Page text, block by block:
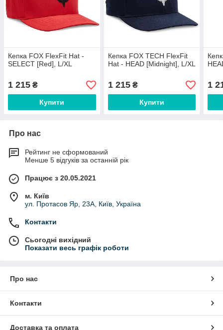
Кепка FOX FlexFit Hat -
SELECT [Red], L/XL
1 215 ₴
Купити
Кепка FOX TECH FlexFit
Hat - HEAD [Midnight], L/XL
1 215₴
Купити
1
Про нас
Рейтинг не сформований
Менше 5 відгуків за останній рік
Працює з 20.05.2021
м. Київ
ул. Протасов Яр, 23А, Київ, Україна
Контакти
Сьогодні вихідний
Показати весь графік роботи
Про нас
Контакти
Доставка та оплата